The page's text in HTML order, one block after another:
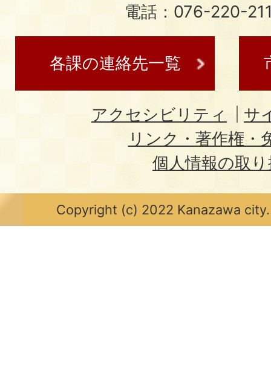
電話：076-220-
各課の連絡先一覧
アクセシビリティ
サ
リンク・著作権・
個人情報の取
Copyright (c) 2022 Kanazawa